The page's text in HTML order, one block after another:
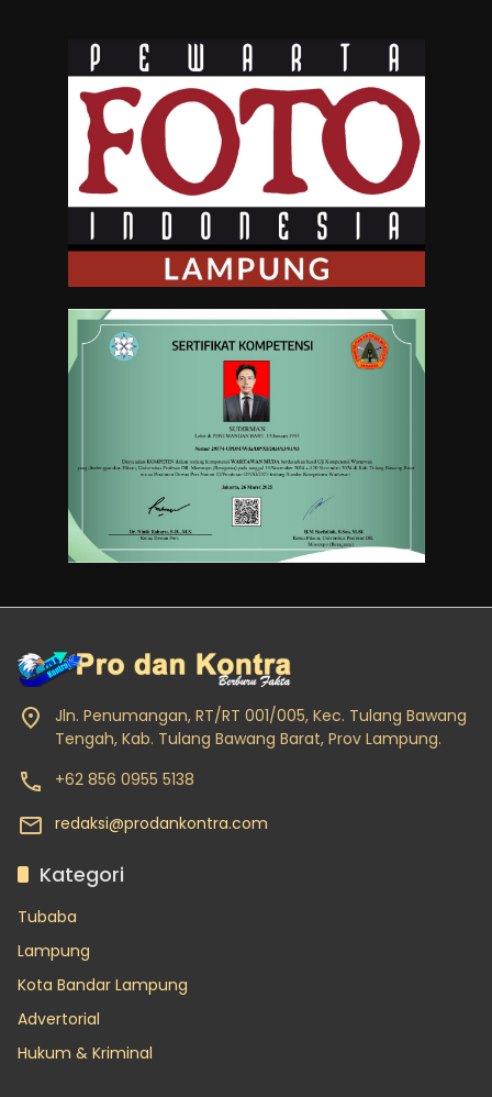
Jln. Penumangan, RT/RT 001/005, Kec. Tulang Bawang
Tengah, Kab. Tulang Bawang Barat, Prov Lampung.
+62 856 0955 5138
redaksi@prodankontra.com
Kategori
Tubaba
Lampung
Kota Bandar Lampung
Advertorial
Hukum & Kriminal